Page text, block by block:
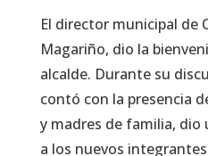
El director municipal de
Magariño, dio la
alcalde. Durante su
contó con la presencia
y madres de familia, dio
a los nuevos